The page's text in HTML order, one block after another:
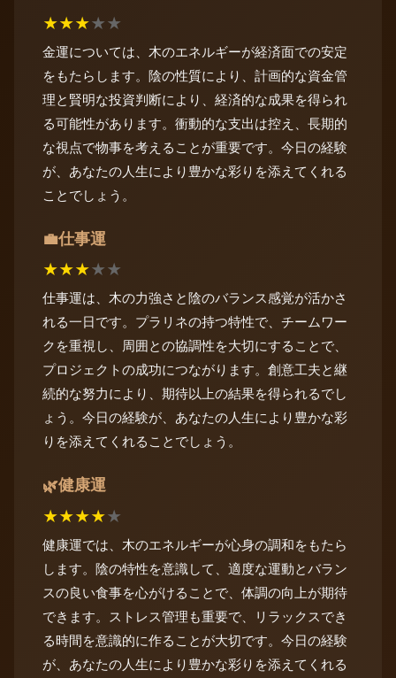
★★★★★
金運については、木のエネルギーが経済面での安定
をもたらします。陰の性質により、計画的な資金管
理と賢明な投資判断により、経済的な成果を得られ
る可能性があります。衝動的な支出は控え、長期的
な視点で物事を考えることが重要です。今日の経験
が、あなたの人生により豊かな彩りを添えてくれる
ことでしょう。
💼仕事運
★★★★★
仕事運は、木の力強さと陰のバランス感覚が活かさ
れる一日です。プラリネの持つ特性で、チームワー
クを重視し、周囲との協調性を大切にすることで、
プロジェクトの成功につながります。創意工夫と継
続的な努力により、期待以上の結果を得られるでし
ょう。今日の経験が、あなたの人生により豊かな彩
りを添えてくれることでしょう。
🌿健康運
★★★★★
健康運では、木のエネルギーが心身の調和をもたら
します。陰の特性を意識して、適度な運動とバラン
スの良い食事を心がけることで、体調の向上が期待
できます。ストレス管理も重要で、リラックスでき
る時間を意識的に作ることが大切です。今日の経験
が、あなたの人生により豊かな彩りを添えてくれる